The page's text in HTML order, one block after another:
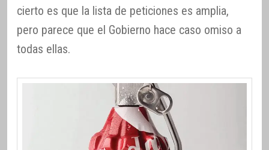
cierto es que la lista de peticiones es amplia,
pero parece que el Gobierno hace caso omiso a
todas ellas.